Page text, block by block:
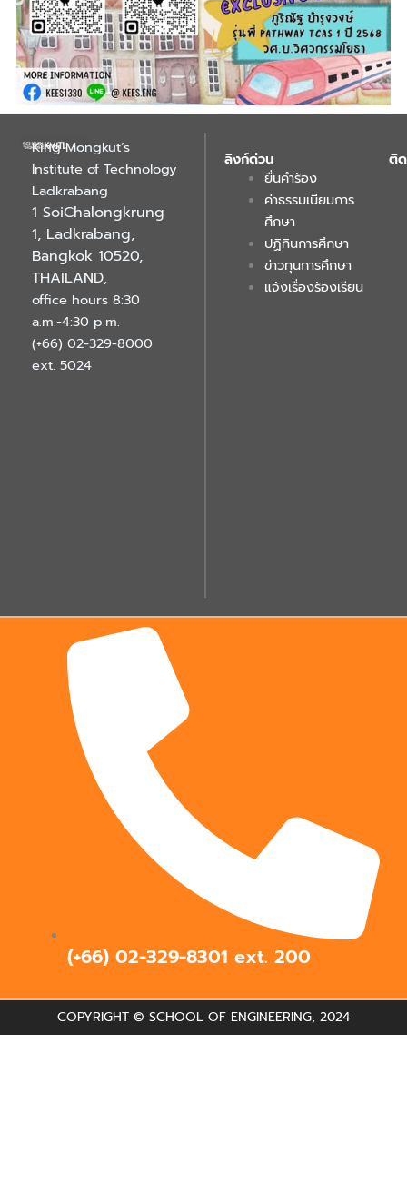
King Mongkut’s
Institute of Technology
Ladkrabang
1 SoiChalongkrung
1, Ladkrabang,
Bangkok 10520,
THAILAND,
office hours 8:30
a.m.-4:30 p.m.
(+66) 02-329-8000
ext. 5024
ลิงก์ด่วน
ยื่นคำร้อง
ค่าธรรมเนียมการ
ศึกษา
ปฏิทินการศึกษา
ข่าวทุนการศึกษา
แจ้งเรื่องร้องเรียน
ติ
(+66) 02-329-8301 ext. 200
COPYRIGHT © SCHOOL OF ENGINEERING, 2024